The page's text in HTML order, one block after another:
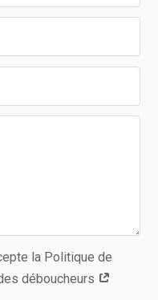
la Politique de
déboucheurs